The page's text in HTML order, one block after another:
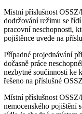
Místní příslušnost
dodržování režimu se
pracovní neschopnosti,
pojištěnce uvede na
Případné projednávání
dočasně práce
nezbytné součinnosti ke
řešeno na příslušné
Místní příslušnost
nemocenského pojištění